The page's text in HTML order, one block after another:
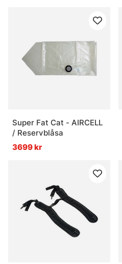
Super Fat Cat - AIRCELL
/ Reservblåsa
3699 kr